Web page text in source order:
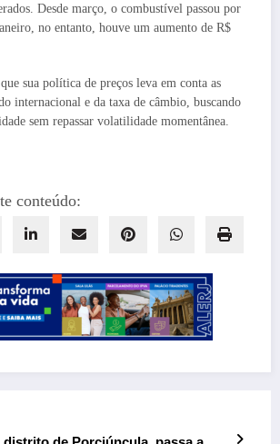
Desde março, o combustível passou por
no entanto, houve um aumento de R$
sua política de preços leva em conta as
internacional e da taxa de câmbio, buscando
sem repassar volatilidade momentânea.
conteúdo: